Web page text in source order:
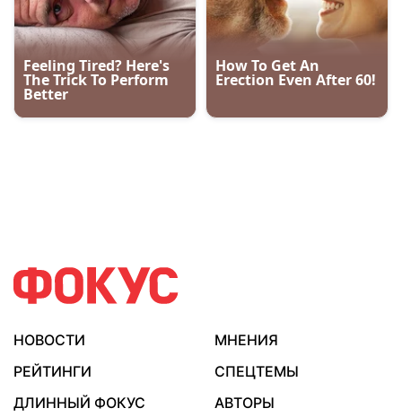
НОВОСТИ
МНЕНИЯ
РЕЙТИНГИ
СПЕЦТЕМЫ
ДЛИННЫЙ ФОКУС
АВТОРЫ